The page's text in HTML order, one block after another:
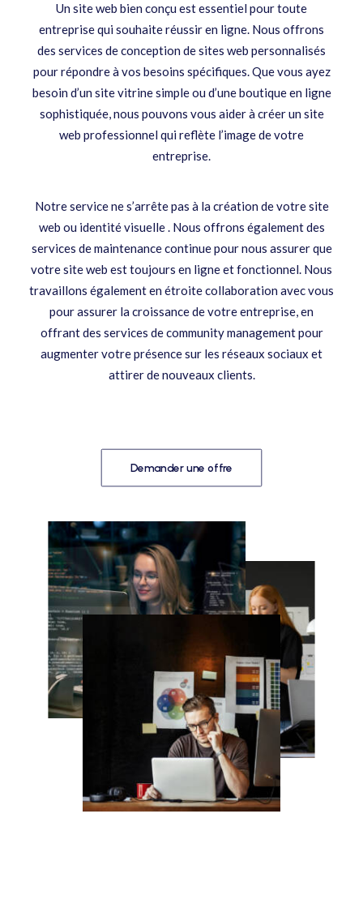
Un site web bien conçu est essentiel pour toute
entreprise qui souhaite réussir en ligne. Nous offrons
des services de conception de sites web personnalisés
pour répondre à vos besoins spécifiques. Que vous ayez
besoin d’un site vitrine simple ou d’une boutique en ligne
sophistiquée, nous pouvons vous aider à créer un site
web professionnel qui reflète l’image de votre
entreprise.
Notre service ne s’arrête pas à la création de votre site
web ou identité visuelle . Nous offrons également des
services de maintenance continue pour nous assurer que
votre site web est toujours en ligne et fonctionnel. Nous
travaillons également en étroite collaboration avec vous
pour assurer la croissance de votre entreprise, en
offrant des services de community management pour
augmenter votre présence sur les réseaux sociaux et
attirer de nouveaux clients.
Demander une offre